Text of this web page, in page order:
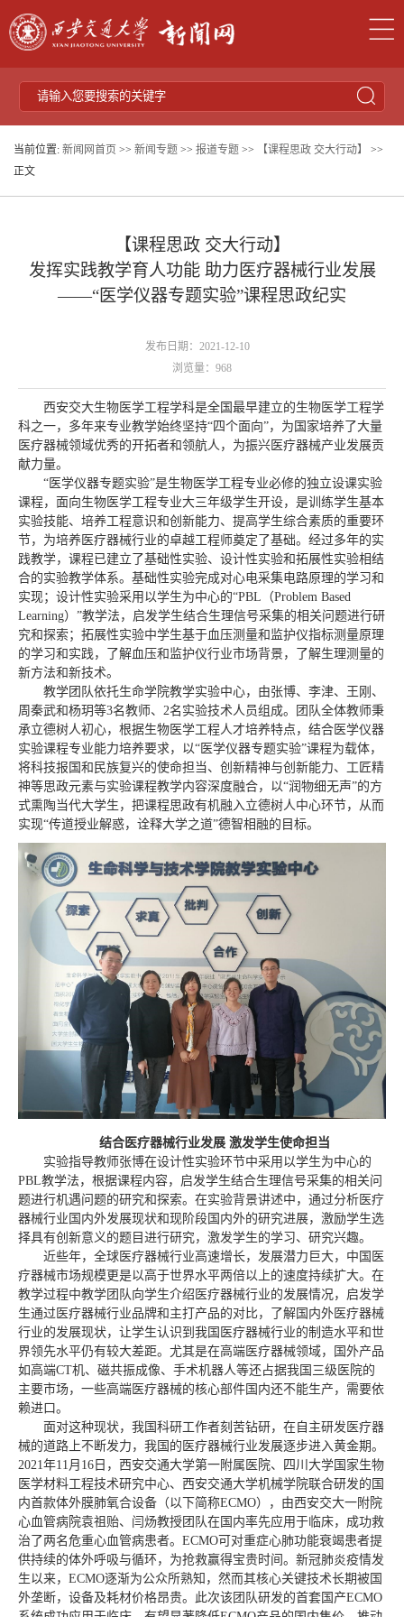
当前位置: 新闻网首页 >> 新闻专题 >> 报道专题 >> 【课程思政 交大行动】
>>
正文
【课程思政 交大行动】
发挥实践教学育人功能 助力医疗器械行业发展
——“医学仪器专题实验”课程思政纪实
发布日期：2021-12-10
浏览量： 968
西安交大生物医学工程学科是全国最早建立的生物医学工程学
科之一，多年来专业教学始终坚持“四个面向”，为国家培养了大量
医疗器械领域优秀的开拓者和领航人，为振兴医疗器械产业发展贡
献力量。
“医学仪器专题实验”是生物医学工程专业必修的独立设课实验
课程，面向生物医学工程专业大三年级学生开设，是训练学生基本
实验技能、培养工程意识和创新能力、提高学生综合素质的重要环
节，为培养医疗器械行业的卓越工程师奠定了基础。经过多年的实
践教学，课程已建立了基础性实验、设计性实验和拓展性实验相结
合的实验教学体系。基础性实验完成对心电采集电路原理的学习和
实现；设计性实验采用以学生为中心的“PBL（Problem Based
Learning）”教学法，启发学生结合生理信号采集的相关问题进行研
究和探索；拓展性实验中学生基于血压测量和监护仪指标测量原理
的学习和实践，了解血压和监护仪行业市场背景，了解生理测量的
新方法和新技术。
教学团队依托生命学院教学实验中心，由张博、李津、王刚、
周秦武和杨玥等3名教师、2名实验技术人员组成。团队全体教师秉
承立德树人初心，根据生物医学工程人才培养特点，结合医学仪器
实验课程专业能力培养要求，以“医学仪器专题实验”课程为载体，
将科技报国和民族复兴的使命担当、创新精神与创新能力、工匠精
神等思政元素与实验课程教学内容深度融合，以“润物细无声”的方
式熏陶当代大学生，把课程思政有机融入立德树人中心环节，从而
实现“传道授业解惑，诠释大学之道”德智相融的目标。
结合医疗器械行业发展 激发学生使命担当
实验指导教师张博在设计性实验环节中采用以学生为中心的
PBL教学法，根据课程内容，启发学生结合生理信号采集的相关问
题进行机遇问题的研究和探索。在实验背景讲述中，通过分析医疗
器械行业国内外发展现状和现阶段国内外的研究进展，激励学生选
择具有创新意义的题目进行研究，激发学生的学习、研究兴趣。
近些年，全球医疗器械行业高速增长，发展潜力巨大，中国医
疗器械市场规模更是以高于世界水平两倍以上的速度持续扩大。在
教学过程中教学团队向学生介绍医疗器械行业的发展情况，启发学
生通过医疗器械行业品牌和主打产品的对比，了解国内外医疗器械
行业的发展现状，让学生认识到我国医疗器械行业的制造水平和世
界领先水平仍有较大差距。尤其是在高端医疗器械领域，国外产品
如高端CT机、磁共振成像、手术机器人等还占据我国三级医院的
主要市场，一些高端医疗器械的核心部件国内还不能生产，需要依
赖进口。
面对这种现状，我国科研工作者刻苦钻研，在自主研发医疗器
械的道路上不断发力，我国的医疗器械行业发展逐步进入黄金期。
2021年11月16日，西安交通大学第一附属医院、四川大学国家生物
医学材料工程技术研究中心、西安交通大学机械学院联合研发的国
内首款体外膜肺氧合设备（以下简称ECMO），由西安交大一附院
心血管病院袁祖贻、闫炀教授团队在国内率先应用于临床，成功救
治了两名危重心血管病患者。ECMO可对重症心肺功能衰竭患者提
供持续的体外呼吸与循环，为抢救赢得宝贵时间。新冠肺炎疫情发
生以来，ECMO逐渐为公众所熟知，然而其核心关键技术长期被国
外垄断，设备及耗材价格昂贵。此次该团队研发的首套国产ECMO